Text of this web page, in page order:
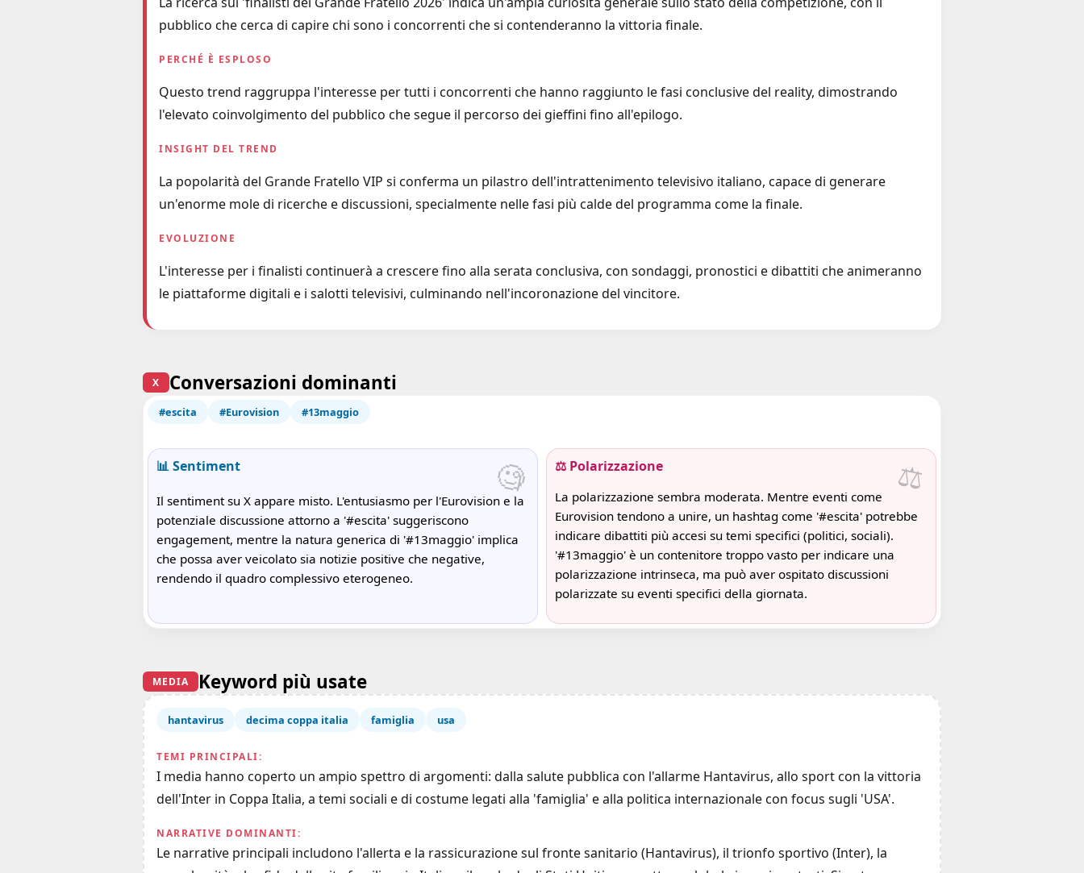
pubblico che cerca di capire chi sono i concorrenti che si contenderanno la vittoria finale.
PERCHÉ È ESPLOSO
Questo trend raggruppa l'interesse per tutti i concorrenti che hanno raggiunto le fasi conclusive del reality, dimostrando
l'elevato coinvolgimento del pubblico che segue il percorso dei gieffini fino all'epilogo.
INSIGHT DEL TREND
La popolarità del Grande Fratello VIP si conferma un pilastro dell'intrattenimento televisivo italiano, capace di generare
un'enorme mole di ricerche e discussioni, specialmente nelle fasi più calde del programma come la finale.
EVOLUZIONE
L'interesse per i finalisti continuerà a crescere fino alla serata conclusiva, con sondaggi, pronostici e dibattiti che animeranno
le piattaforme digitali e i salotti televisivi, culminando nell'incoronazione del vincitore.
X Conversazioni dominanti
#escita #Eurovision #13maggio
🧐
📊 Sentiment
Il sentiment su X appare misto. L'entusiasmo per l'Eurovision e la
potenziale discussione attorno a '#escita' suggeriscono
engagement, mentre la natura generica di '#13maggio' implica
che possa aver veicolato sia notizie positive che negative,
rendendo il quadro complessivo eterogeneo.
⚖️
⚖️ Polarizzazione
La polarizzazione sembra moderata. Mentre eventi come
Eurovision tendono a unire, un hashtag come '#escita' potrebbe
indicare dibattiti più accesi su temi specifici (politici, sociali).
'#13maggio' è un contenitore troppo vasto per indicare una
polarizzazione intrinseca, ma può aver ospitato discussioni
polarizzate su eventi specifici della giornata.
MEDIA Keyword più usate
hantavirus decima coppa italia famiglia usa
TEMI PRINCIPALI:
I media hanno coperto un ampio spettro di argomenti: dalla salute pubblica con l'allarme Hantavirus, allo sport con la vittoria
dell'Inter in Coppa Italia, a temi sociali e di costume legati alla 'famiglia' e alla politica internazionale con focus sugli 'USA'.
NARRATIVE DOMINANTI:
Le narrative principali includono l'allerta e la rassicurazione sul fronte sanitario (Hantavirus), il trionfo sportivo (Inter), la